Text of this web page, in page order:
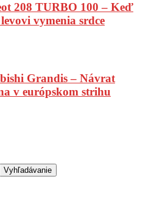
208 TURBO 100 – Keď
vymenia srdce
Grandis – Návrat
v európskom strihu